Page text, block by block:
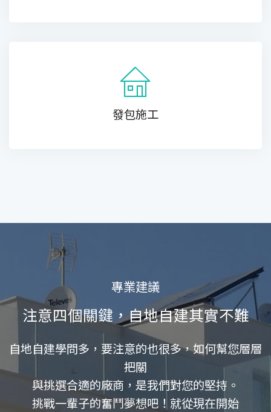
發包施工
專業建議
注意四個關鍵，自地自建其實不難
自地自建學問多，要注意的也很多，如何幫您層層
把關
與挑選合適的廠商，是我們對您的堅持。
挑戰一輩子的奮鬥夢想吧！就從現在開始